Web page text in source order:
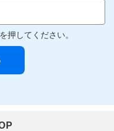
押してください。